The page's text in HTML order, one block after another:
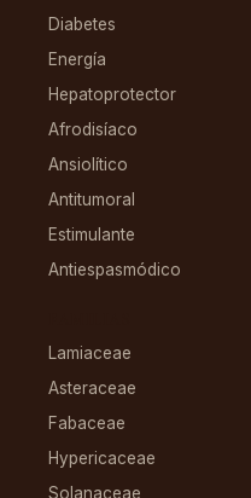
Diabetes
Energía
Hepatoprotector
Afrodisíaco
Ansiolítico
Antitumoral
Estimulante
Antiespasmódico
Lamiaceae
Asteraceae
Fabaceae
Hypericaceae
Solanaceae